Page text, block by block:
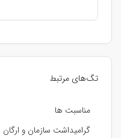
تگ‌های مرتبط
مناسبت ها
گرامیداشت سازمان و ارگان